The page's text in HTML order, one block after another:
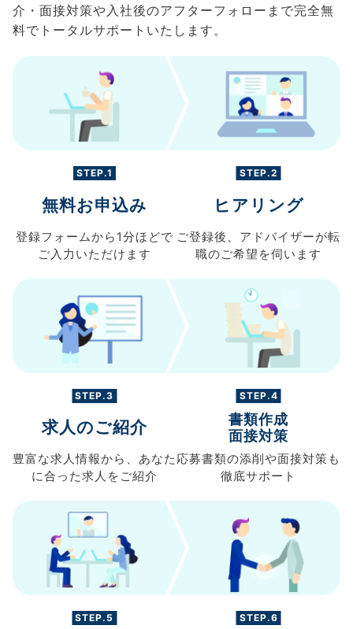
介・面接対策や入社後のアフターフォローまで完全無
料でトータルサポートいたします。
STEP.1
無料お申込み
登録フォームから 1分ほどで
ご入力 いただけます
STEP.2
ヒアリング
ご登録後、 アドバイザーが転
職のご希望を伺います
STEP.3
求人のご紹介
豊富な求人情報から、 あなた
に合った求人を ご紹介
STEP.4
書類作成
面接対策
応募書類の添削や面接対策も
徹底サポート
STEP.5 STEP.6